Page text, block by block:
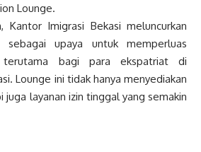
Lounge.
Kantor Imigrasi Bekasi meluncurkan
sebagai upaya untuk memperluas
terutama bagi para ekspatriat di
Lounge ini tidak hanya menyediakan
juga layanan izin tinggal yang semakin